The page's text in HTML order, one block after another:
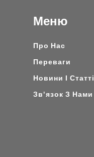
Меню
Про Нас
Переваги
Новини І Статті
Зв'язок З Нами